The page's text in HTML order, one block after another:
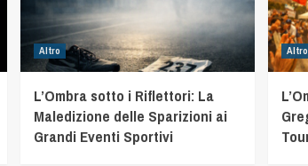
Altro
L’Ombra sotto i Riflettori: La
Maledizione delle Sparizioni ai
Grandi Eventi Sportivi
Altro